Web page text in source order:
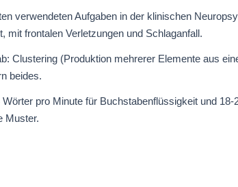
verwendeten Aufgaben in der klinischen
mit frontalen Verletzungen und Schlaganfall.
Clustering (Produktion mehrerer Elemente aus
beides.
pro Minute für Buchstabenflüssigkeit und
Muster.